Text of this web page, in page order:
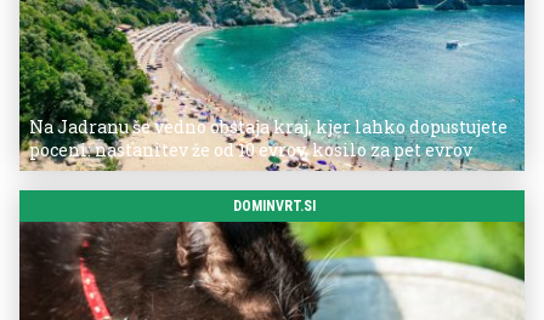
Na Jadranu še vedno obstaja kraj, kjer lahko dopustujete
poceni: nastanitev že od 10 evrov, kosilo za pet evrov
DOMINVRT.SI